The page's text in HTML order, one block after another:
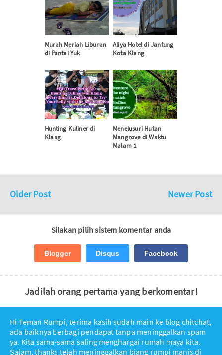
Murah Meriah Liburan
di Pantai Yuk
Aliya Hotel di Jantung
Kota Klang
Hunting Kuliner di
Klang
Menelusuri Hutan
Mangrove di Waktu
Malam 1
Newer Post
Older Post
Silakan pilih sistem komentar anda
Blogger Disqus Facebook
Jadilah orang pertama yang berkomentar!
Hi Teman Rumpi, terima kasih sudah main ke blog chitchat,
ada baiknya berbagi pendapat tanpa meninggalkan spam
ya. Kita sama-sama saling menghargai rumah maya kita.
Salam, thanks telah meninggalkan biang rumpi manis di